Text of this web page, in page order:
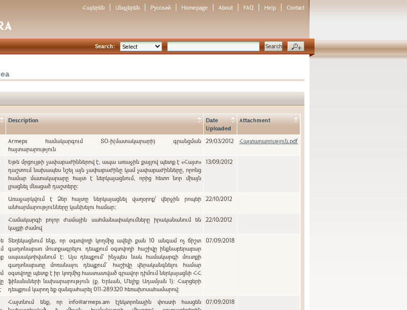
Հայերեն Անգլերեն Русский Homepage About FAQ Help Contact
Search:
Description
Date
Uploaded
Attachment
Armeps համակարգում ՏՕ-ի(մատակարարի) գրանցման
հայտարարություն
29/03/2012 Հայտարարություն.pdf
Եթե մրցույթի չափաբաժիններով է, ապա առաջին քայլով պետք է «Հայտ»
դաշտում նախապես նշել այն չափաբաժինը կամ չափաբաժինները, որոնց
համար մատակարարը հայտ է ներկայացնում, որից հետո նոր միայն
լրացնել մնացած դաշտերը:
13/09/2012
Առաջարկվում է Ձեր հայտը ներկայացնել վաղօրոք` վերջին րոպեի
անհարմարությունները կանխելու համար:
22/10/2012
Համակարգի բոլոր ժամային սահմանափակումները իրականանում են
կայքի ժամով
22/10/2012
Տեղեկացնում ենք, որ օգտվողի կողմից ավելի քան 10 անգամ ոչ ճիշտ
գաղտնաբառ մուտքագրելու դեպքում օգտվողի հաշիվը ինքնաբերաբար
ապաակտիվանում է: Այս դեպքում` ինչպես նաև համակարգի մուտքի
գաղտնաբառը մոռանալու դեպքում՝ հաշիվը վերականգնելու համար
օգտվողը պետք է իր կողմից հաստատված գրավոր դիմում ներկայացնի ՀՀ
ֆինանսների նախարարություն (ք. Երևան, Մելիք Ադամյան 1): Հարցերի
դեպքում կարող եք զանգահարել 011-289320 հեռախոսահամարով:
07/09/2018
Հայտնում ենք, որ info@armeps.am էլեկտրոնային փոստի հասցեն
07/09/2018